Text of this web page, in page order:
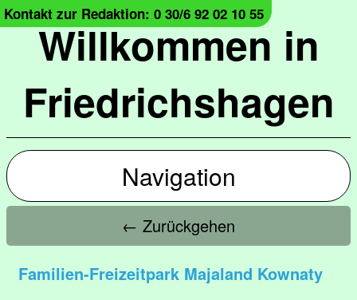
Willkommen in
Friedrichshagen
Kontakt zur Redaktion: 0 30/6 92 02 10 55
Navigation
← Zurückgehen
Familien-Freizeitpark Majaland Kownaty